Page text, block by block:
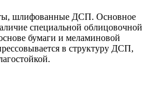
шлифованные ДСП. Основное
специальной облицовочной
бумаги и меламиновой
в структуру ДСП,